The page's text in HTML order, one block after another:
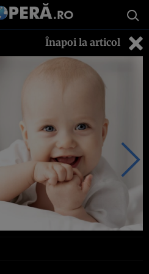
Înapoi la articol